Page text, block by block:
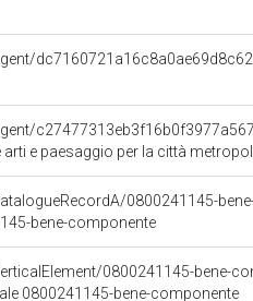
e paesaggio per la città
0800241145-
bene-componente
0800241145-bene-componente